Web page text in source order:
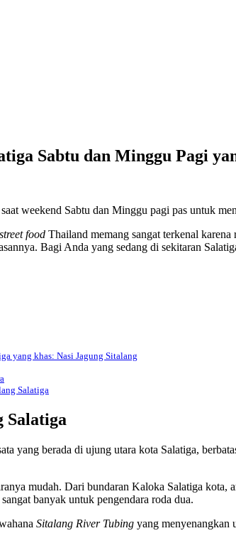
Sabtu dan Minggu Pagi
street food Thailand memang sangat terkenal
Bagi Anda yang sedang di sekitaran
yang khas: Nasi Jagung Sitalang
Salatiga
Salatiga
yang berada di ujung utara kota Salatiga,
mudah. Dari bundaran Kaloka Salatiga
banyak untuk pengendara roda dua.
Sitalang River Tubing yang menyenangkan